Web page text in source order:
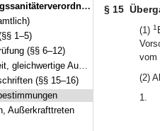
23. April 2015 (GVBl S. 134) BayRS 215-5-1-3-I (§§ 1–16)
1–5)
(§§ 6–12)
Ausbildungen (§§ 13–14)
(§§ 15–16)
Außerkrafttreten
§ 15
(1) 1
vom
(2)
1.